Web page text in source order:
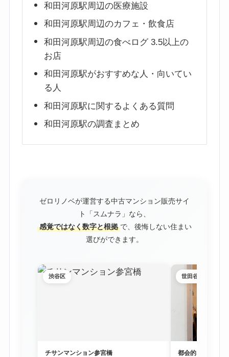
和田河原駅周辺の医療施設
和田河原駅周辺のカフェ・飲食店
和田河原駅周辺の食べログ 3.5以上の
お店
和田河原駅がおすすめな人・向いてい
る人
和田河原駅に関するよくある質問
和田河原駅の調査まとめ
ゼロリノベが運営する中古マンション販売サイ
ト「スムナラ」なら、
感覚ではなく数字と根拠 で、後悔しない住まい
選びができます。
渋谷区
チサンマンション参宮橋
世田谷区
都会的な利便性